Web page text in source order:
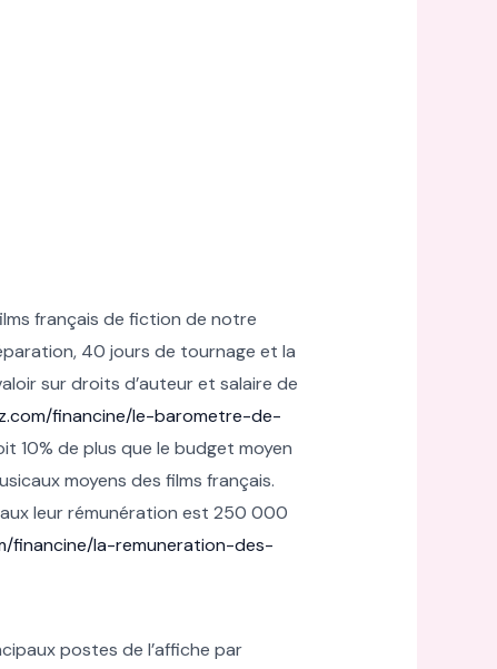
français de fiction de notre
40 jours de tournage et la
sur droits d’auteur et salaire de
financine/le-barometre-de-
10% de plus que le budget moyen
moyens des films français.
leur rémunération est 250 000
financine/la-remuneration-des-
postes de l’affiche par